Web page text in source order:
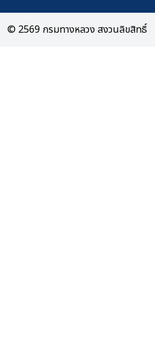
© 2569 กรมทางหลวง สงวนลิขสิทธิ์